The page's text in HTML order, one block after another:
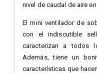
nivel de caudal de aire
El mini ventilador de
con el indiscutible
caracterizan a todos
Además, tiene un
características que